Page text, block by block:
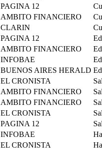
PAGINA 12
AMBITO FINANCIERO
CLARIN
PAGINA 12
AMBITO FINANCIERO
INFOBAE
BUENOS AIRES HERALD
EL CRONISTA
AMBITO FINANCIERO
AMBITO FINANCIERO
EL CRONISTA
PAGINA 12
INFOBAE
EL CRONISTA